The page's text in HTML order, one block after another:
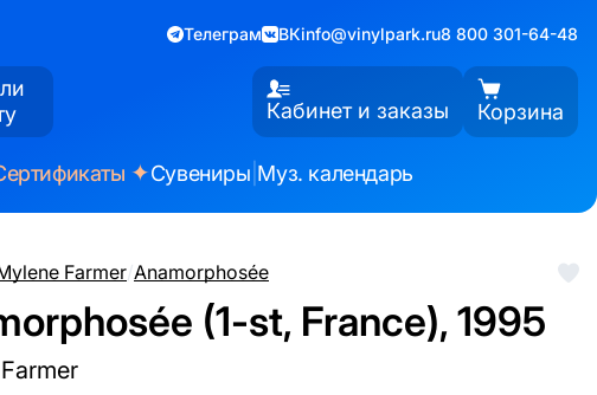
Телеграм ВКinfo@vinylpark.ru8 800 301-64-48
Кабинет и заказы Корзина
✦Сувениры Муз. календарь
Farmer/Anamorphosée
(1-st, France), 1995